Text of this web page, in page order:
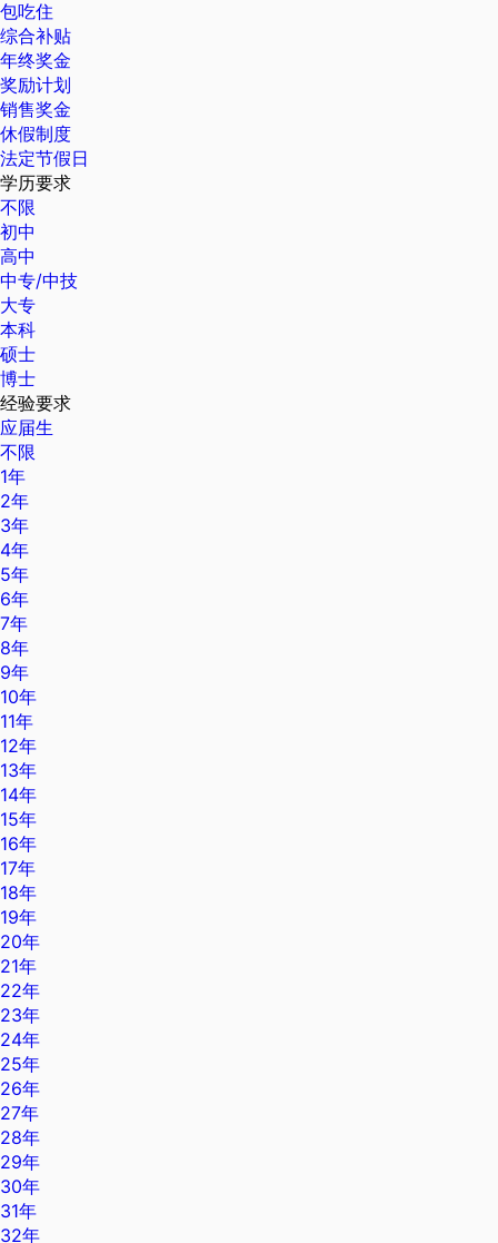
包吃住
综合补贴
年终奖金
奖励计划
销售奖金
休假制度
法定节假日
学历要求
不限
初中
高中
中专/中技
大专
本科
硕士
博士
经验要求
应届生
不限
1年
2年
3年
4年
5年
6年
7年
8年
9年
10年
11年
12年
13年
14年
15年
16年
17年
18年
19年
20年
21年
22年
23年
24年
25年
26年
27年
28年
29年
30年
31年
32年